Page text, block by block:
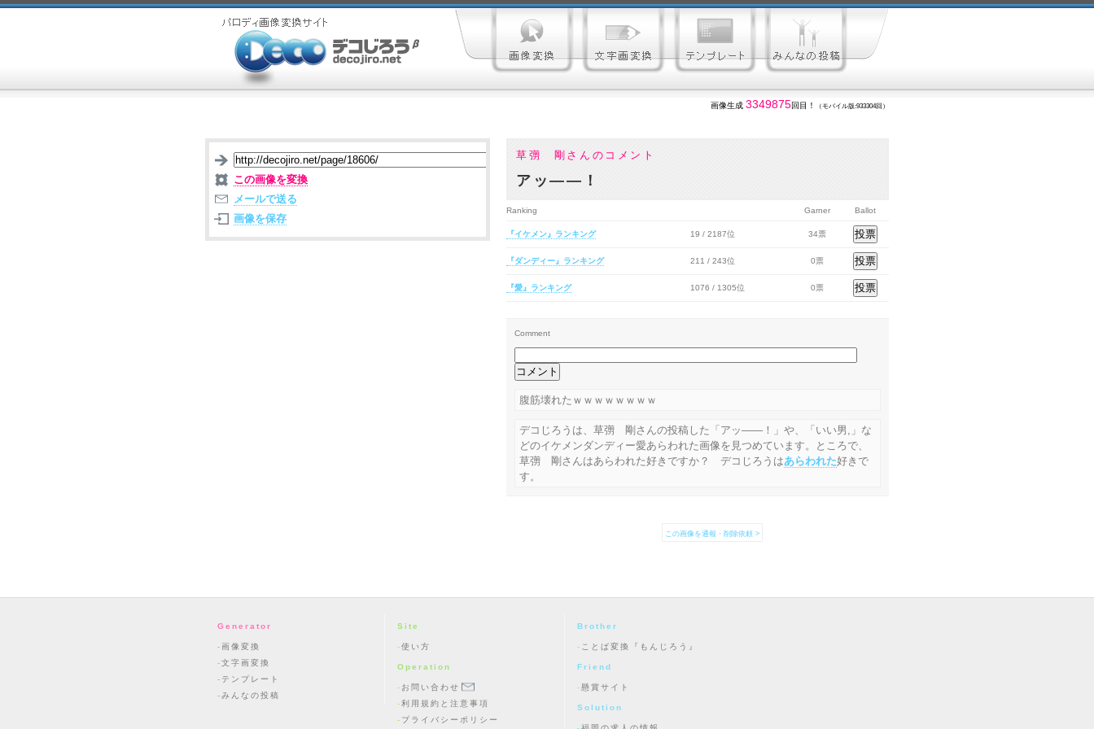
画像生成 3349875回目！ （モバイル版:933304回）
草彅 剛さんのコメント
アッ――！
この画像を変換
メールで送る
画像を保存
Ranking Garner Ballot
『イケメン』ランキング 19 / 2187位 34票
『ダンディー』ランキング 211 / 243位 0票
『愛』ランキング 1076 / 1305位 0票
Comment
腹筋壊れたｗｗｗｗｗｗｗｗ
デコじろうは、草彅 剛さんの投稿した「アッ――！」や、「いい男,」な
どのイケメンダンディー愛あらわれた画像を見つめています。ところで、
草彅 剛さんはあらわれた好きですか？ デコじろうはあらわれた好きで
す。
この画像を通報・削除依頼 >
Generator
画像変換
文字画変換
テンプレート
みんなの投稿
Site
使い方
Operation
お問い合わせ
利用規約と注意事項
プライバシーポリシー
Brother
ことば変換『もんじろう』
Friend
懸賞サイト
Solution